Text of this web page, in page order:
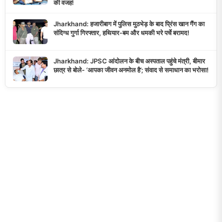
की वजह!
Jharkhand: हजारीबाग में पुलिस मुठभेड़ के बाद प्रिंस खान गैंग का
संदिग्ध गुर्गा गिरफ्तार, हथियार-बम और धमकी भरे पर्चे बरामद!
Jharkhand: JPSC आंदोलन के बीच अस्पताल पहुंचे मंत्री, बीमार
छात्र से बोले- ‘आपका जीवन अनमोल है’; संवाद से समाधान का भरोसा!